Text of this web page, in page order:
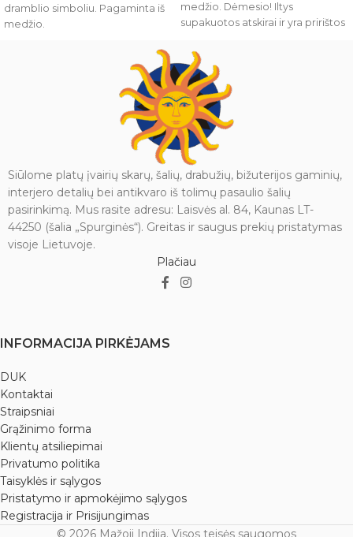
dramblio simboliu. Pagaminta iš
medžio.
medžio. Dėmesio! Iltys
supakuotos atskirai ir yra pririštos
kad transportuojant nebūtų
pažeistos.
Siūlome platų įvairių skarų, šalių, drabužių, bižuterijos gaminių,
interjero detalių bei antikvaro iš tolimų pasaulio šalių
pasirinkimą. Mus rasite adresu: Laisvės al. 84, Kaunas LT-
44250 (šalia „Spurginės“). Greitas ir saugus prekių pristatymas
visoje Lietuvoje.
Plačiau
INFORMACIJA PIRKĖJAMS
DUK
Kontaktai
Straipsniai
Grąžinimo forma
Klientų atsiliepimai
Privatumo politika
Taisyklės ir sąlygos
Pristatymo ir apmokėjimo sąlygos
Registracija ir Prisijungimas
© 2026 Mažoji Indija. Visos teisės saugomos